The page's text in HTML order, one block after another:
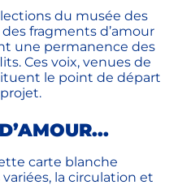
du musée des
fragments d’amour
une permanence des
Ces voix, venues de
le point de départ
carte blanche
la circulation et